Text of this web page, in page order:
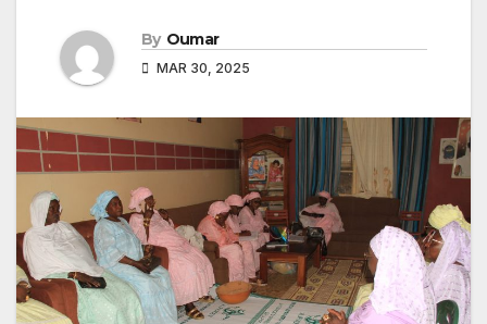
By Oumar
MAR 30, 2025